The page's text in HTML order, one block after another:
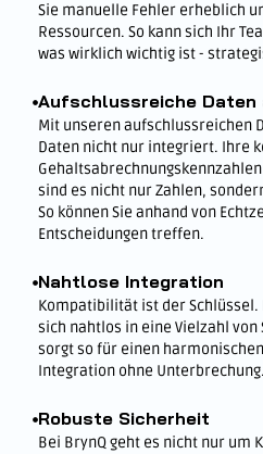
Sie manuelle Fehler erheblich
Ressourcen. So kann sich Ihr
was wirklich wichtig ist -
Aufschlussreiche Daten
Mit unseren aufschlussreichen
Daten nicht nur integriert. Ihre
sind es nicht nur Zahlen,
So können Sie anhand von
Entscheidungen treffen.
Nahtlose Integration
Kompatibilität ist der Schlüssel.
sich nahtlos in eine Vielzahl
sorgt so für einen
Integration ohne Unterbrechung.
Robuste Sicherheit
Bei BrynQ geht es nicht nur um